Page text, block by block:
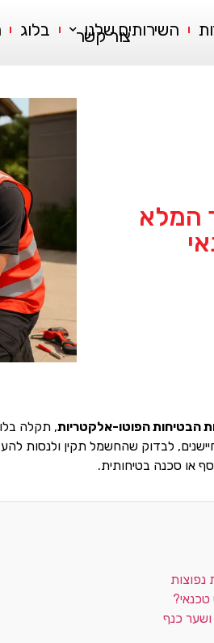
השירותים שלנו בלוג צור קשר
המלא
הבטיחות הפוטו-אלקטריות, תקלה
לבדוק שהחשמל תקין ולנסות
או סכנה בטיחותית.
ושער כנף